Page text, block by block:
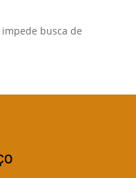
busca de